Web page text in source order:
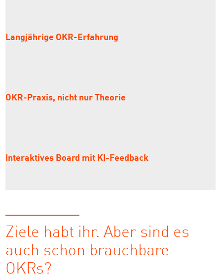
Langjährige OKR-Erfahrung
OKR-Praxis, nicht nur Theorie
Interaktives Board mit KI-Feedback
Ziele habt ihr. Aber sind es
auch schon brauchbare
OKRs?